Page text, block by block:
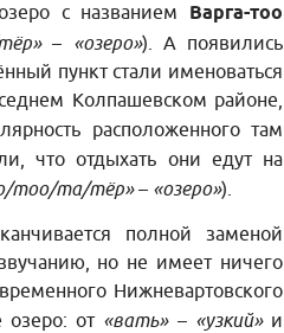
с названием Варга-тоо
– «озеро»). А появились
пункт стали именоваться
Колпашевском районе,
расположенного там
что отдыхать они едут на
тоо/та/тёр»– «озеро»).
полной заменой
но не имеет ничего
Нижневартовского
озеро: от «вать»– «узкий»и